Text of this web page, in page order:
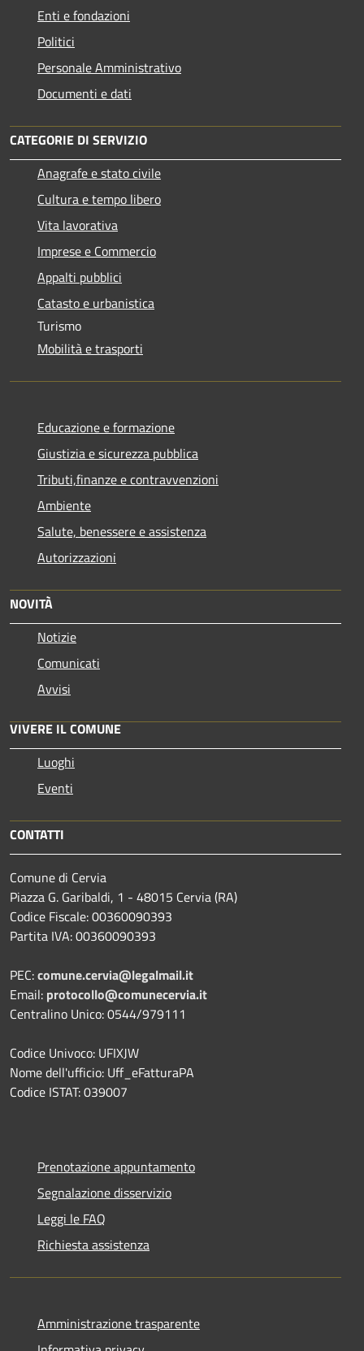
Enti e fondazioni
Politici
Personale Amministrativo
Documenti e dati
CATEGORIE DI SERVIZIO
Anagrafe e stato civile
Cultura e tempo libero
Vita lavorativa
Imprese e Commercio
Appalti pubblici
Catasto e urbanistica
Turismo
Mobilità e trasporti
Educazione e formazione
Giustizia e sicurezza pubblica
Tributi,finanze e contravvenzioni
Ambiente
Salute, benessere e assistenza
Autorizzazioni
NOVITÀ
Notizie
Comunicati
Avvisi
VIVERE IL COMUNE
Luoghi
Eventi
CONTATTI
Comune di Cervia
Piazza G. Garibaldi, 1 - 48015 Cervia (RA)
Codice Fiscale: 00360090393
Partita IVA: 00360090393
PEC:comune.cervia@legalmail.it
Email: protocollo@comunecervia.it
Centralino Unico: 0544/979111
Codice Univoco: UFIXJW
Nome dell'ufficio: Uff_eFatturaPA
Codice ISTAT: 039007
Prenotazione appuntamento
Segnalazione disservizio
Leggi le FAQ
Richiesta assistenza
Amministrazione trasparente